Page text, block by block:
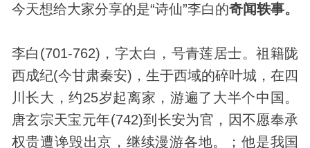
今天想给大家分享的是“诗仙”李白的奇闻轶事。
李白(701-762)，字太白，号青莲居士。祖籍陇
西成纪(今甘肃秦安)，生于西域的碎叶城，在四
川长大，约25岁起离家，游遍了大半个中国。
唐玄宗天宝元年(742)到长安为官，因不愿奉承
权贵遭谗毁出京，继续漫游各地。；他是我国